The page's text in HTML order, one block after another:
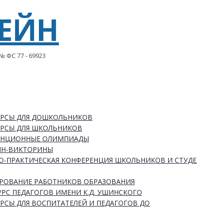
ФС 77 - 69923
ДЛЯ ДОШКОЛЬНИКОВ
ДЛЯ ШКОЛЬНИКОВ
ОЛИМПИАДЫ
ВИКТОРИНЫ
ПРАКТИЧЕСКАЯ КОНФЕРЕНЦИЯ ШКОЛЬНИКОВ И
РАБОТНИКОВ ОБРАЗОВАНИЯ
ПЕДАГОГОВ ИМЕНИ К.Д. УШИНСКОГО
ДЛЯ ВОСПИТАТЕЛЕЙ И ПЕДАГОГОВ ДО